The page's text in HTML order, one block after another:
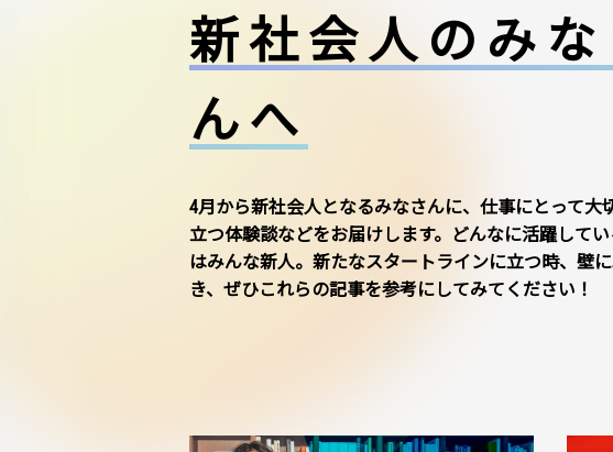
新社会人のみな
んへ
4月から新社会人となるみなさんに、仕事にとって大
立つ体験談などをお届けします。どんなに活躍して
はみんな新人。新たなスタートラインに立つ時、壁
き、ぜひこれらの記事を参考にしてみてください！